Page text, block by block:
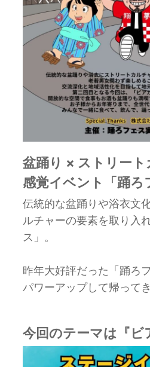
盆踊り × ストリー
感覚イベント「踊ろ
伝統的な盆踊りや浴衣文
ルチャーの要素を取り入
ス」。
昨年大好評だった「踊ろ
パワーアップして帰って
今回のテーマは『ビ